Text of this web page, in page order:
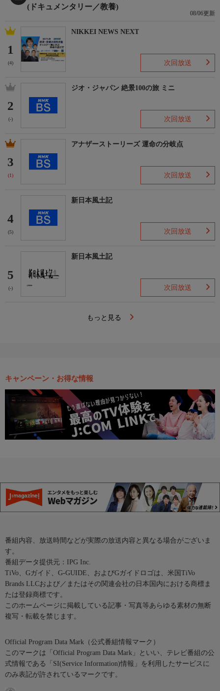
(ドキュメンタリー／教養)
08/06更新
1
(4)
NIKKEI NEWS NEXT
次回放送
2
(-)
ジオ・ジャパン 絶景100の旅 ミニ
次回放送
3
(1)
アナザーストーリーズ 運命の分岐点
次回放送
4
(5)
新日本風土記
次回放送
5
(-)
新日本風土記
次回放送
もっと見る
キャンペーン・お得な情報
番組内容、放送時間などが実際の放送内容と異なる場合がございま
す。
番組データ提供元：IPG Inc.
TiVo、Gガイド、G-GUIDE、およびGガイドロゴは、米国TiVo
Brands LLCおよび／またはその関連会社の日本国内における商標ま
たは登録商標です。
このホームページに掲載している記事・写真等あらゆる素材の無断
複写・転載を禁じます。
Official Program Data Mark（公式番組情報マーク）
このマークは「Official Program Data Mark」といい、テレビ番組の公
式情報である「SI(Service Information)情報」を利用したサービスに
のみ表記が許されているマークです。